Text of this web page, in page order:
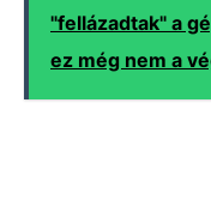
"fellázadtak" a
ez még nem a